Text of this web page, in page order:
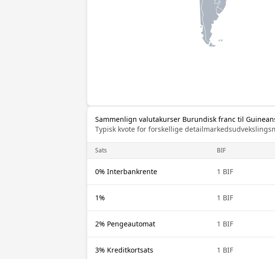
Sammenlign valutakurser Burundisk franc til
Typisk kvote for forskellige
Sats BIF
0% Interbankrente 1 BIF
1% 1 BIF
2% Pengeautomat 1 BIF
3% Kreditkortsats 1 BIF